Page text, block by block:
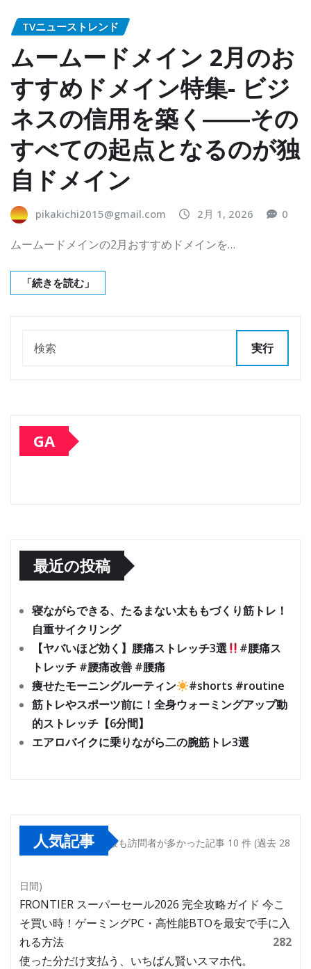
TVニューストレンド
ムームードメイン 2月のお
すすめドメイン特集- ビジ
ネスの信用を築く――その
すべての起点となるのが独
自ドメイン
pikakichi2015@gmail.com 2月 1, 2026 0
ムームードメインの2月おすすめドメインを…
「続きを読む」
実行
GA
最近の投稿
寝ながらできる、たるまない太ももづくり筋トレ！
自重サイクリング
【ヤバいほど効く】腰痛ストレッチ3選
#腰痛ス
トレッチ #腰痛改善 #腰痛
痩せたモーニングルーティン
#shorts #routine
筋トレやスポーツ前に！全身ウォーミングアップ動
的ストレッチ【6分間】
エアロバイクに乗りながら二の腕筋トレ3選
人気記事 最も訪問者が多かった記事 10 件 (過去 28
日間)
FRONTIER スーパーセール2026 完全攻略ガイド 今こ
そ買い時！ゲーミングPC・高性能BTOを最安で手に入
れる方法
282
使った分だけ支払う、いちばん賢いスマホ代。